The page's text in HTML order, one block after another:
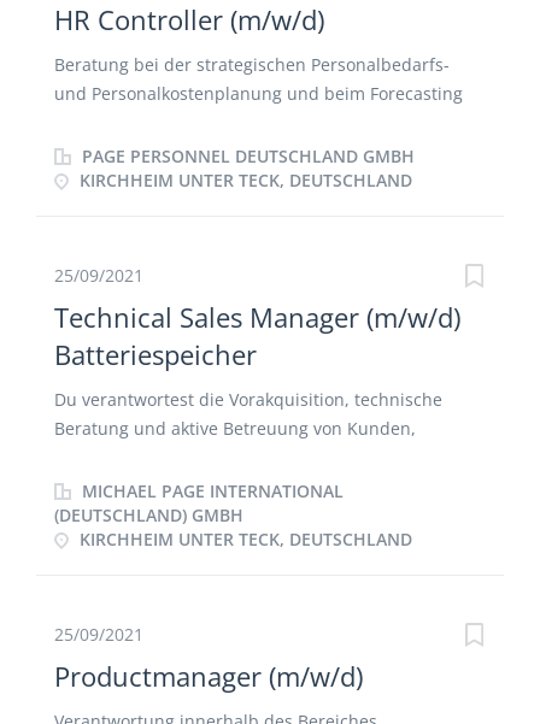
HR Controller (m/w/d)
Beratung bei der strategischen Personalbedarfs-
und Personalkostenplanung und beim Forecasting
Abweichungen Ermittlung von Personalkennzahlen,
mittels SAP Durchführung von Ad-Hoc Analysen
Mitarbeit bei HR Projekten, insbesondere relevante
Reporting Tools
PAGE PERSONNEL DEUTSCHLAND GMBH
KIRCHHEIM UNTER TECK, DEUTSCHLAND
25/09/2021
Technical Sales Manager (m/w/d)
Batteriespeicher
Du verantwortest die Vorakquisition, technische
Beratung und aktive Betreuung von Kunden,
Entscheidungsträgern Du erarbeitest komplexe und
kundenindividuelle Speichersystemlösungen sowie
Ladeinfrastrukturen Du unterstützt den
Systemlösungen Du erstellst und hältst
Schulungen oder Kongressen
MICHAEL PAGE INTERNATIONAL
(DEUTSCHLAND) GMBH
KIRCHHEIM UNTER TECK, DEUTSCHLAND
25/09/2021
Productmanager (m/w/d)